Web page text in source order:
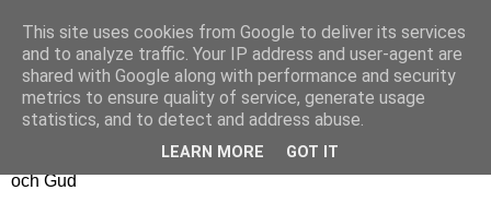
Fyren
Fyren finns för att sprida ljus i mörkret
För att påminna om guldkanterna i tillvaron
Här samsas jakt, hantverk, odling, och andra tankar om livet
och Gud
This site uses cookies from Google to deliver its services
and to analyze traffic. Your IP address and user-agent are
shared with Google along with performance and security
metrics to ensure quality of service, generate usage
statistics, and to detect and address abuse.
LEARN MORE GOT IT